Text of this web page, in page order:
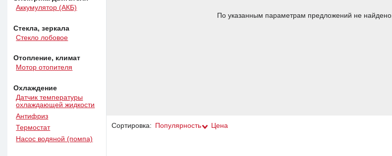
Аккумулятор (АКБ)
Стекла, зеркала
Стекло лобовое
Отопление, климат
Мотор отопителя
Охлаждение
Датчик температуры
охлаждающей жидкости
Антифриз
Термостат
Насос водяной (помпа)
По указанным параметрам предложений не найдено.
Сортировка: Популярность Цена